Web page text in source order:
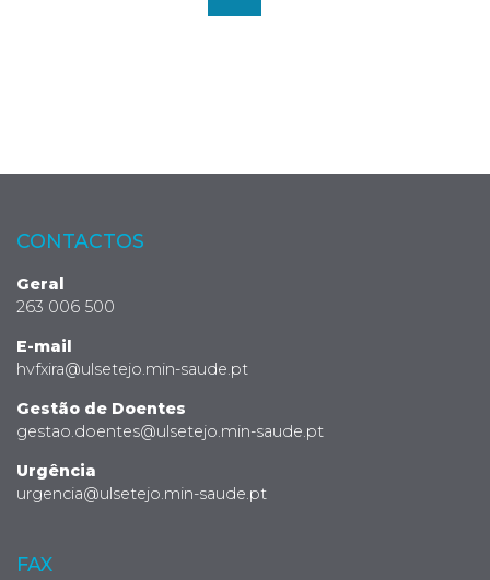
CONTACTOS
Geral
263 006 500
E-mail
hvfxira@ulsetejo.min-saude.pt
Gestão de Doentes
gestao.doentes@ulsetejo.min-saude.pt
Urgência
urgencia@ulsetejo.min-saude.pt
FAX